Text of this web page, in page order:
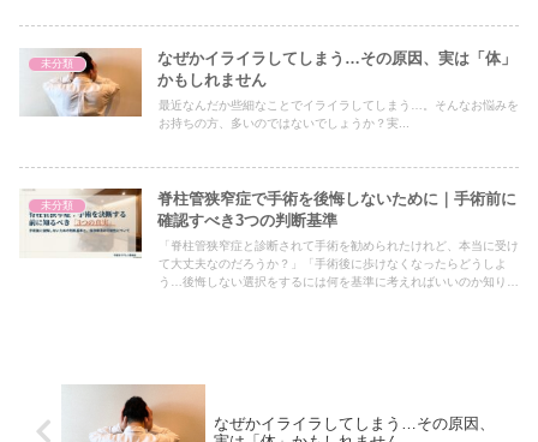
未分類
なぜかイライラしてしまう…その原因、実は「体」
かもしれません
最近なんだか些細なことでイライラしてしまう…。そんなお悩みを
お持ちの方、多いのではないでしょうか？実...
未分類
脊柱管狭窄症で手術を後悔しないために｜手術前に
確認すべき3つの判断基準
「脊柱管狭窄症と診断されて手術を勧められたけれど、本当に受け
て大丈夫なのだろうか？」「手術後に歩けなくなったらどうしよ
う…後悔しない選択をするには何を基準に考えればいいのか知りた
を整理しながら、手術前に必ず確認しておくべき3つの判断基準を
わかりやすく解説していきます。
なぜかイライラしてしまう…その原因、